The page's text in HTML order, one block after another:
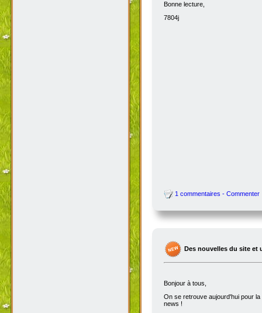
Bonne lecture,
7804j
1 commentaires - Commenter
Des nouvelles du site
Bonjour à tous,
On se retrouve aujourd'hui pour
news !